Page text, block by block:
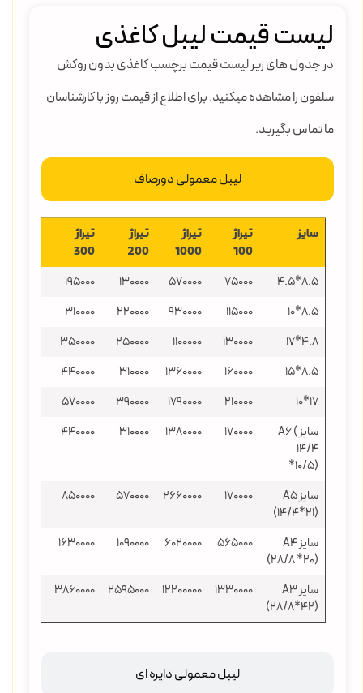
لیست قیمت لیبل کاغذی
در جدول های زیر لیست قیمت برچسب کاغذی بدون روکش
سلفون را مشاهده میکنید. برای اطلاع از قیمت روز با کارشناسان
ما تماس بگیرید.
لیبل معمولی دورصاف
لیبل معمولی دایره ای
سایز
تیراژ
100
تیراژ
1000
تیراژ
200
تیراژ
300
۸.۵*۴.5 75000
570000
130000
195000
۸.۵*10
115000
930000
220000
310000
۴.۸*۱۷
130000
1100000
250000
350000
۸.۵*15
160000
1360000
310000
440000
۱۷*10
210000
1790000
390000
570000
سایز A6 (
14/4
*10/5)
170000
1380000
310000
440000
سایز A5
(14/4*21)
170000
2660000
570000
850000
سایز A4
(28/8 *20)
565000
6020000
1090000
1630000
سایز A3
(28/8*42)
1330000
12200000
2595000
3860000